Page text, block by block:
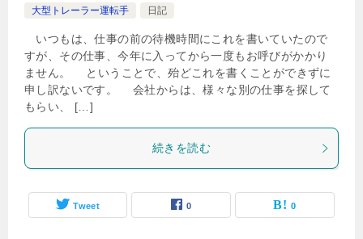
大型トレーラー運転手
日記
いつもは、仕事の前の待機時間にこれを書いていたので
すが、その仕事、今年に入ってから一度もお呼びがかかり
ません。 ということで、殆どこれを書くことができずに
申し訳ないです。 会社からは、様々な別の仕事を探して
もらい、 […]
続きを読む
Tweet 0 0